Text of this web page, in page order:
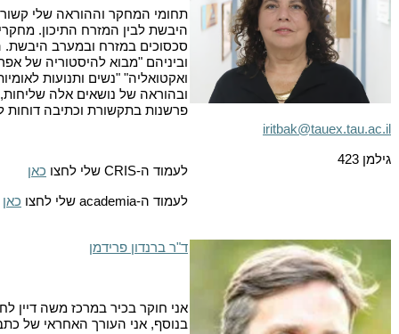
iritbak@tauex.tau.ac.il
גילמן 423
תחומי המחקר וההוראה שלי
היבשת לבין המזרח התיכון.
סכסוכים במזרח ובמערב היבשת.
וביניהם "מבוא להיסטוריה של
ואקטואליה" "נשים ותנועות
ובהוראה של נושאים אלה
פרשנות בתקשורת וכתיבה דוחות
לעמוד ה-CRIS שלי לחצו כאן
לעמוד ה-academia שלי לחצו כאן
ד"ר ברנדון פרידמן
אני חוקר בכיר במרכז משה דיין
בנוסף, אני העורך האחראי של